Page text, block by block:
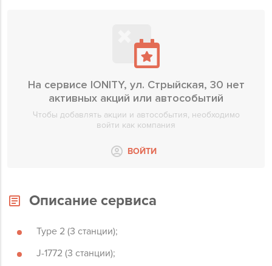
На сервисе IONITY, ул. Стрыйская, 30 нет
активных акций или автособытий
Чтобы добавлять акции и автособытия, необходимо
войти как компания
ВОЙТИ
Описание сервиса
Type 2 (3 станции);
J-1772 (3 станции);